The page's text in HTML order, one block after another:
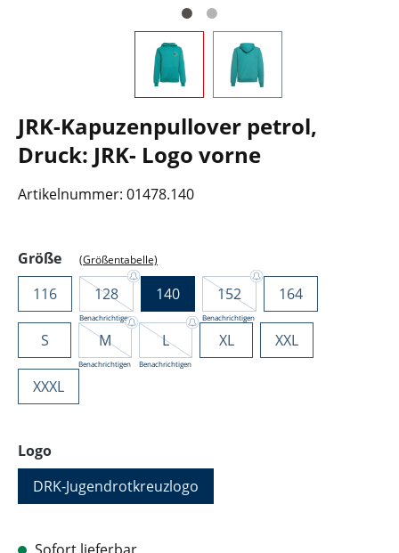
JRK-Kapuzenpullover petrol,
Druck: JRK- Logo vorne
Artikelnummer: 01478.140
Größeauswählen
(Größentabelle)
116 128
Benachrichtigen
140 152
Benachrichtigen
164
S M
Benachrichtigen
L
Benachrichtigen
XL XXL
XXXL
Logoauswählen
DRK-Jugendrotkreuzlogo